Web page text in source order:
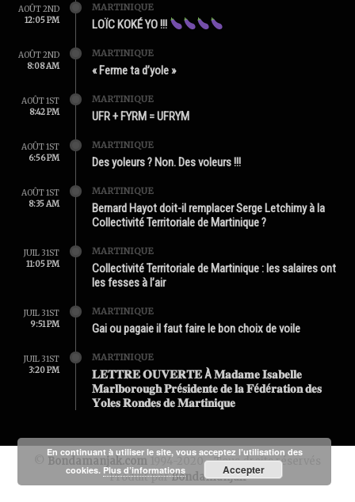
AOÛT 2ND
12:05 PM
MARTINIQUE
LOÏC KOKÉ YO !!!
AOÛT 2ND
8:08 AM
MARTINIQUE
« Ferme ta d’yole »
AOÛT 1ST
8:42 PM
MARTINIQUE
UFR + FYRM = UFRYM
AOÛT 1ST
6:56 PM
MARTINIQUE
Des yoleurs ? Non. Des voleurs !!!
AOÛT 1ST
8:35 AM
MARTINIQUE
Bernard Hayot doit-il remplacer Serge Letchimy à la
Collectivité Territoriale de Martinique ?
JUIL 31ST
11:05 PM
MARTINIQUE
Collectivité Territoriale de Martinique : les salaires ont
les fesses à l’air
JUIL 31ST
9:51 PM
MARTINIQUE
Gai ou pagaie il faut faire le bon choix de voile
JUIL 31ST
3:20 PM
MARTINIQUE
𝐋𝐄𝐓𝐓𝐑𝐄 𝐎𝐔𝐕𝐄𝐑𝐓𝐄 À 𝐌𝐚𝐝𝐚𝐦𝐞 𝐈𝐬𝐚𝐛𝐞𝐥𝐥𝐞
𝐌𝐚𝐫𝐥𝐛𝐨𝐫𝐨𝐮𝐠𝐡 𝐏𝐫é𝐬𝐢𝐝𝐞𝐧𝐭𝐞 𝐝𝐞 𝐥𝐚 𝐅é𝐝é𝐫𝐚𝐭𝐢𝐨𝐧 𝐝𝐞𝐬
𝐘𝐨𝐥𝐞𝐬 𝐑𝐨𝐧𝐝𝐞𝐬 𝐝𝐞 𝐌𝐚𝐫𝐭𝐢𝐧𝐢𝐪𝐮𝐞
Bondamanjak.com 1994-2020 - Tous droits réservés
Produit parBondamanjak
En continuant à utiliser le site, vous acceptez l’utilisation des
cookies. Plus d’informations Accepter